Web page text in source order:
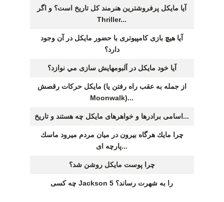
آيا مايكل پرفروشترين هنرمند كل تاريخ است؟ و اگر
Thriller...
آيا هيچ بازی کامپيوتری با حضور مايکل در آن وجود
دارد؟
آيا خود مايكل در آلبومهايش سازی مي نوازد؟
مايكل حركات رقصش (از جمله به عقب راه رفتن يا
Moonwalk)...
اسامی برادرها و خواهرهای مايكل چه هستند و تاريخ...
چرا مايك هرگاه بيرون در ميان مردم ميرود ماسك
پارچه ای...
چرا پوست مايكل روشن شد؟
چه كسی Jackson 5 را به شهرت رساند؟